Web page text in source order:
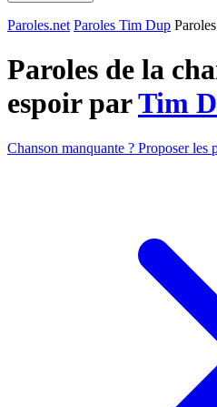
Paroles.net Paroles Tim Dup
Paroles de la
espoir parTim
Chanson manquante ? Proposer les